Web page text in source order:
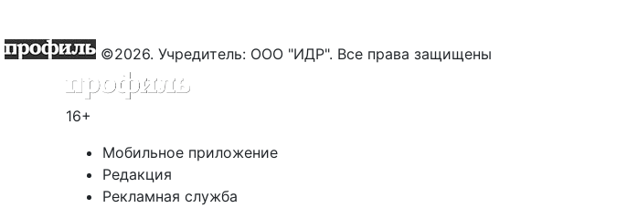
©2026. Учредитель: ООО "ИДР". Все права защищены
16+
Мобильное приложение
Редакция
Рекламная служба